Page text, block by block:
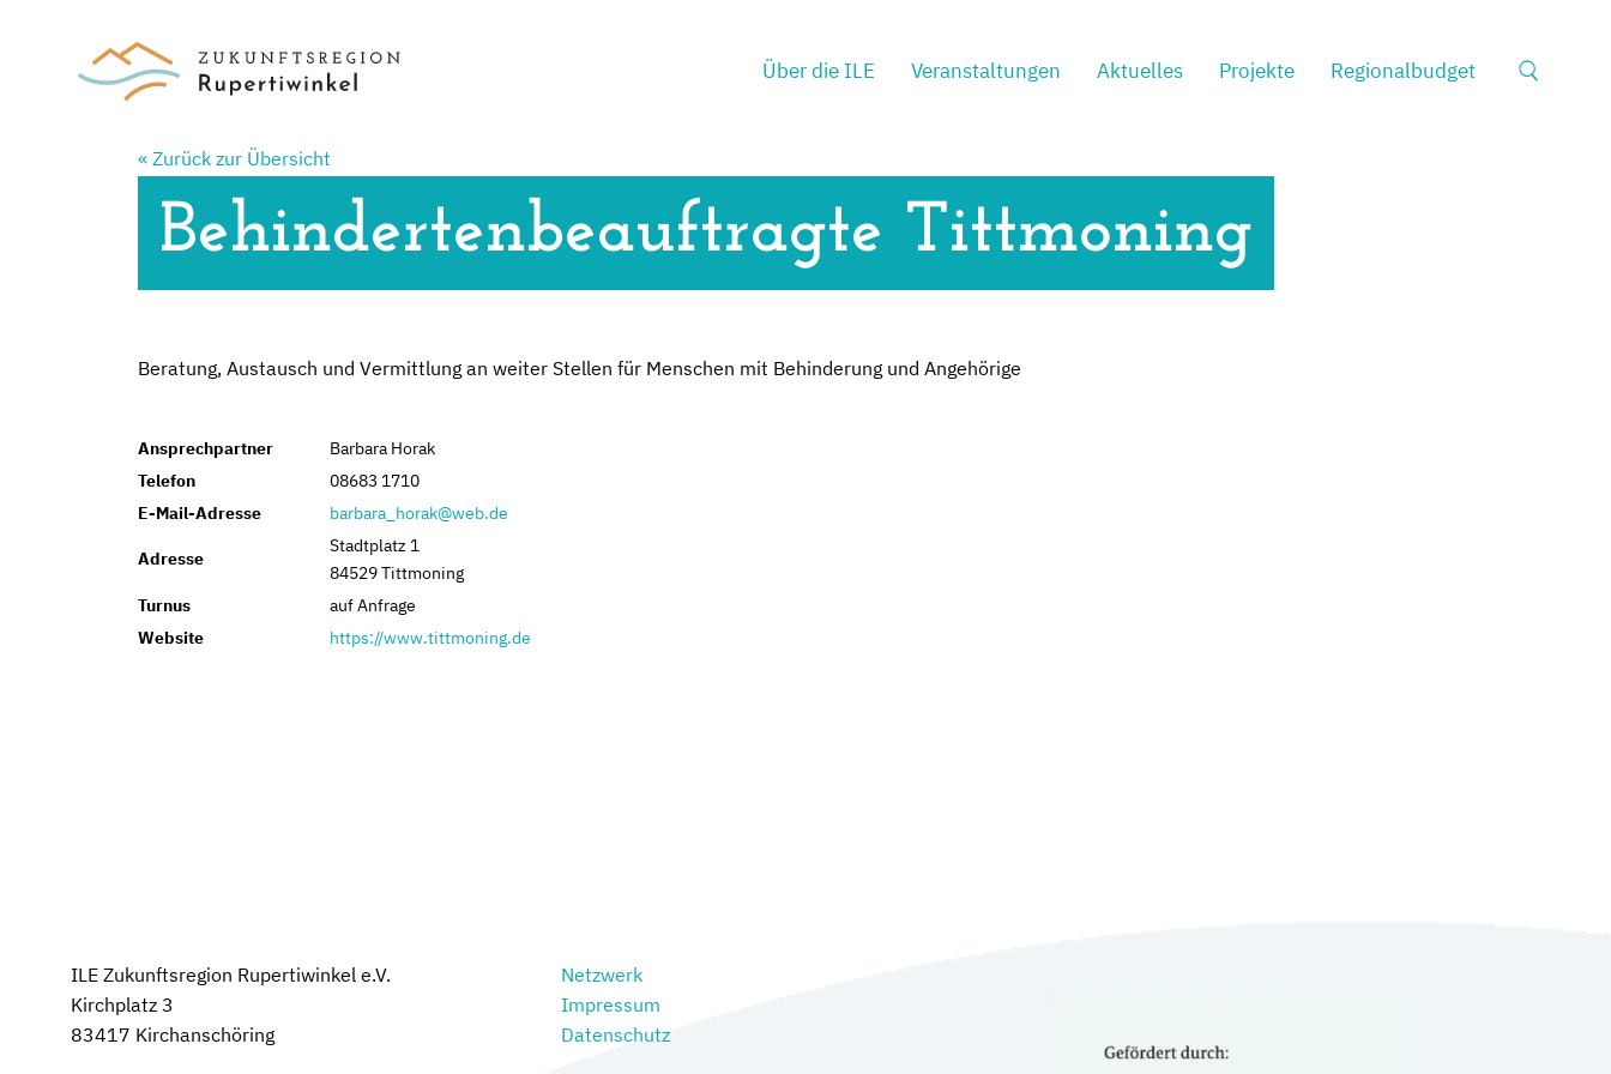
Über die ILE Veranstaltungen Aktuelles Projekte Regionalbudget
Suche
« Zurück zur Übersicht
Behindertenbeauftragte Tittmoning
Beratung, Austausch und Vermittlung an weiter Stellen für Menschen mit Behinderung und Angehörige
Ansprechpartner
Barbara Horak
Telefon
08683 1710
E-Mail-Adresse
barbara_horak@web.de
Adresse
Stadtplatz 1
84529 Tittmoning
Turnus
auf Anfrage
Website
https://www.tittmoning.de
ILE Zukunftsregion Rupertiwinkel e.V.
Kirchplatz 3
83417 Kirchanschöring
Netzwerk
Impressum
Datenschutz